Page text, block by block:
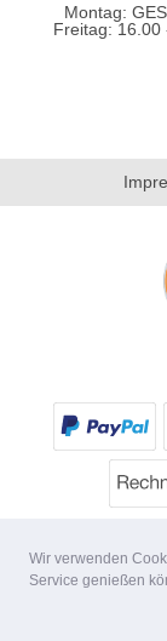
Wir verwenden
Service genießen
Montag:
Freitag: 16.00
*